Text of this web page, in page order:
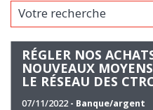
Votre recherche
RÉGLER NOS
NOUVEAUX
LE RÉSEAU DES
07/11/2022 - Banque/argent